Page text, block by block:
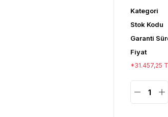
Kategori
Stok Kodu
Garanti
Fiyat
*31.457,25